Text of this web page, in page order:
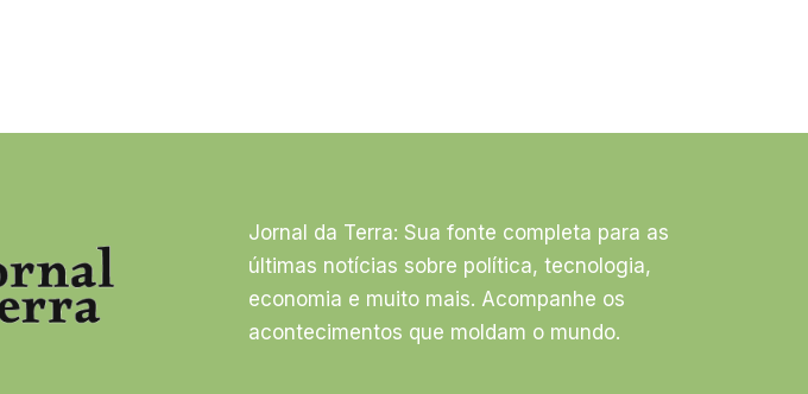
Jornal da Terra: Sua fonte completa para as
últimas notícias sobre política, tecnologia,
economia e muito mais. Acompanhe os
acontecimentos que moldam o mundo.